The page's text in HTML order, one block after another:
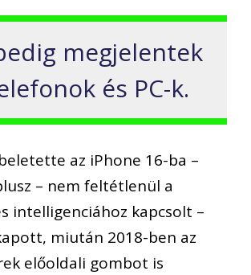
megjelentek
és PC-k.
az iPhone 16-ba –
– nem feltétlenül a
intelligenciához kapcsolt –
miután 2018-ben az
előoldali gombot is